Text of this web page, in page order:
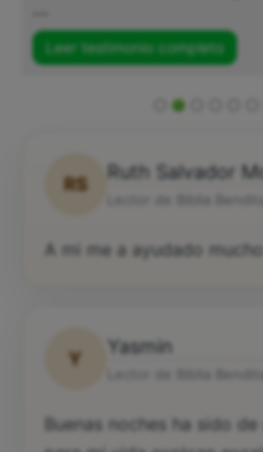
Leer testimonio completo
RS
Ruth Salvador
A mi me a ayudado
Y
Yasmin
Buenas noches ha sido